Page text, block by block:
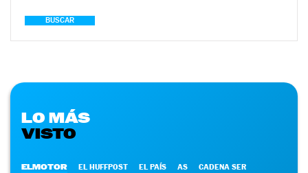
BUSCAR
LO MÁS
VISTO
ELMOTOR EL HUFFPOST EL PAÍS AS CADENA SER